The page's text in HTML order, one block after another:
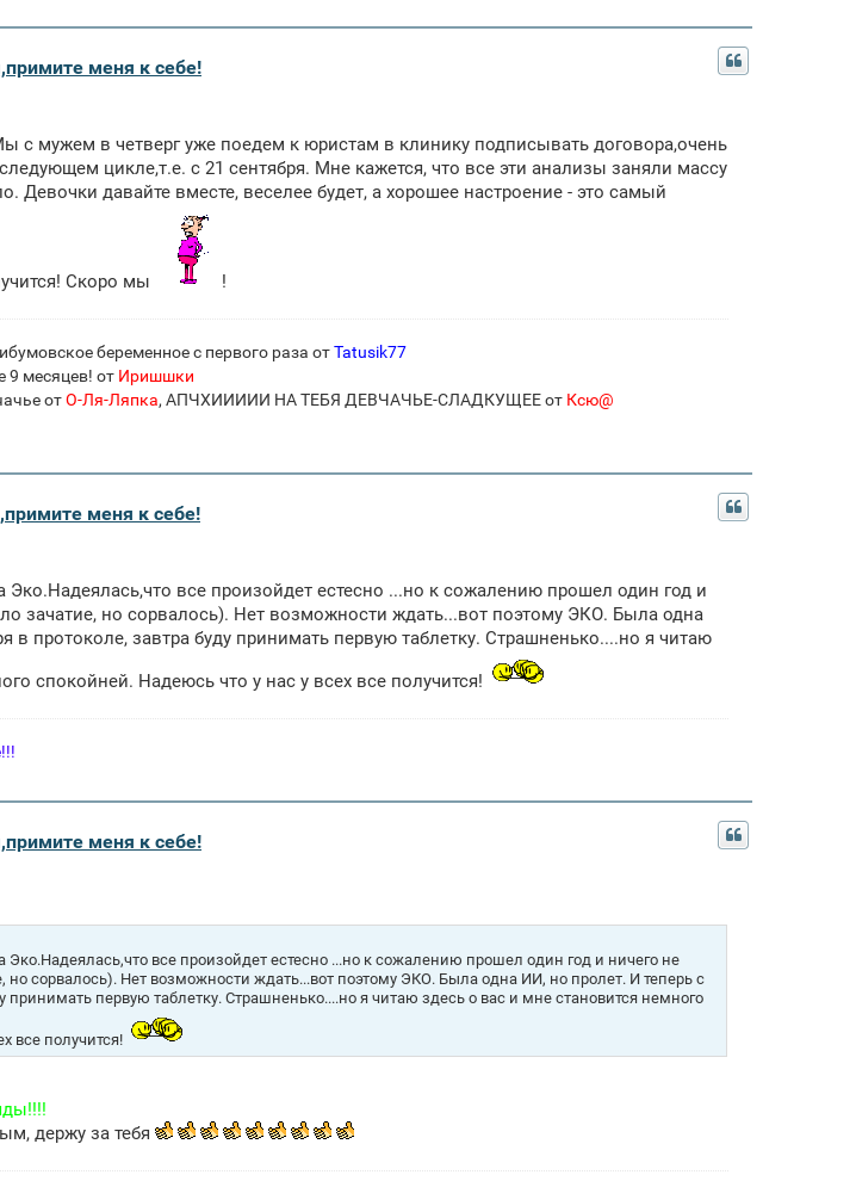
меня к себе!
с мужем в четверг уже поедем к юристам в клинику подписывать договора,очень
цикле,т.е. с 21 сентября. Мне кажется, что все эти анализы заняли массу
Девочки давайте вместе, веселее будет, а хорошее настроение - это самый
Скоро мы !
беременное с первого раза отTatusik77
месяцев! от Иришшки
отО-Ля-Ляпка, АПЧХИИИИИ НА ТЕБЯ ДЕВЧАЧЬЕ-СЛАДКУЩЕЕ от Ксю@
меня к себе!
все произойдет естесно ...но к сожалению прошел один год и
зачатие, но сорвалось). Нет возможности ждать...вот поэтому ЭКО. Была одна
в протоколе, завтра буду принимать первую таблетку. Страшненько....но я читаю
спокойней. Надеюсь что у нас у всех все получится!
меня к себе!
все произойдет естесно ...но к сожалению прошел один год и ничего не
но сорвалось). Нет возможности ждать...вот поэтому ЭКО. Была одна ИИ, но пролет. И теперь с
принимать первую таблетку. Страшненько....но я читаю здесь о вас и мне становится немного
все получится!
держу за тебя